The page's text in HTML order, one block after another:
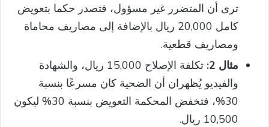
ترى أن المتضرر غير مسؤول، فتصدر حكما بتعويض
كامل 20,000 ريال بالإضافة إلى مصاريف محاماة
ومصاريف قطعية.
مثال 2:
تكلفة الإصلاح 15,000 ريال، والشهادة
والفيديو يُظهران أن الضحية كان مسرعًا بنسبة
30%، فتخفض المحكمة التعويض بنسبة 30% ليكون
10,500 ريال.